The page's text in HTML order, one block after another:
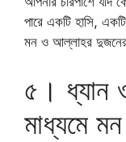
পারে একটি হাসি,
মন ও আল্লাহর
৫। ধ্যান
মাধ্যমে